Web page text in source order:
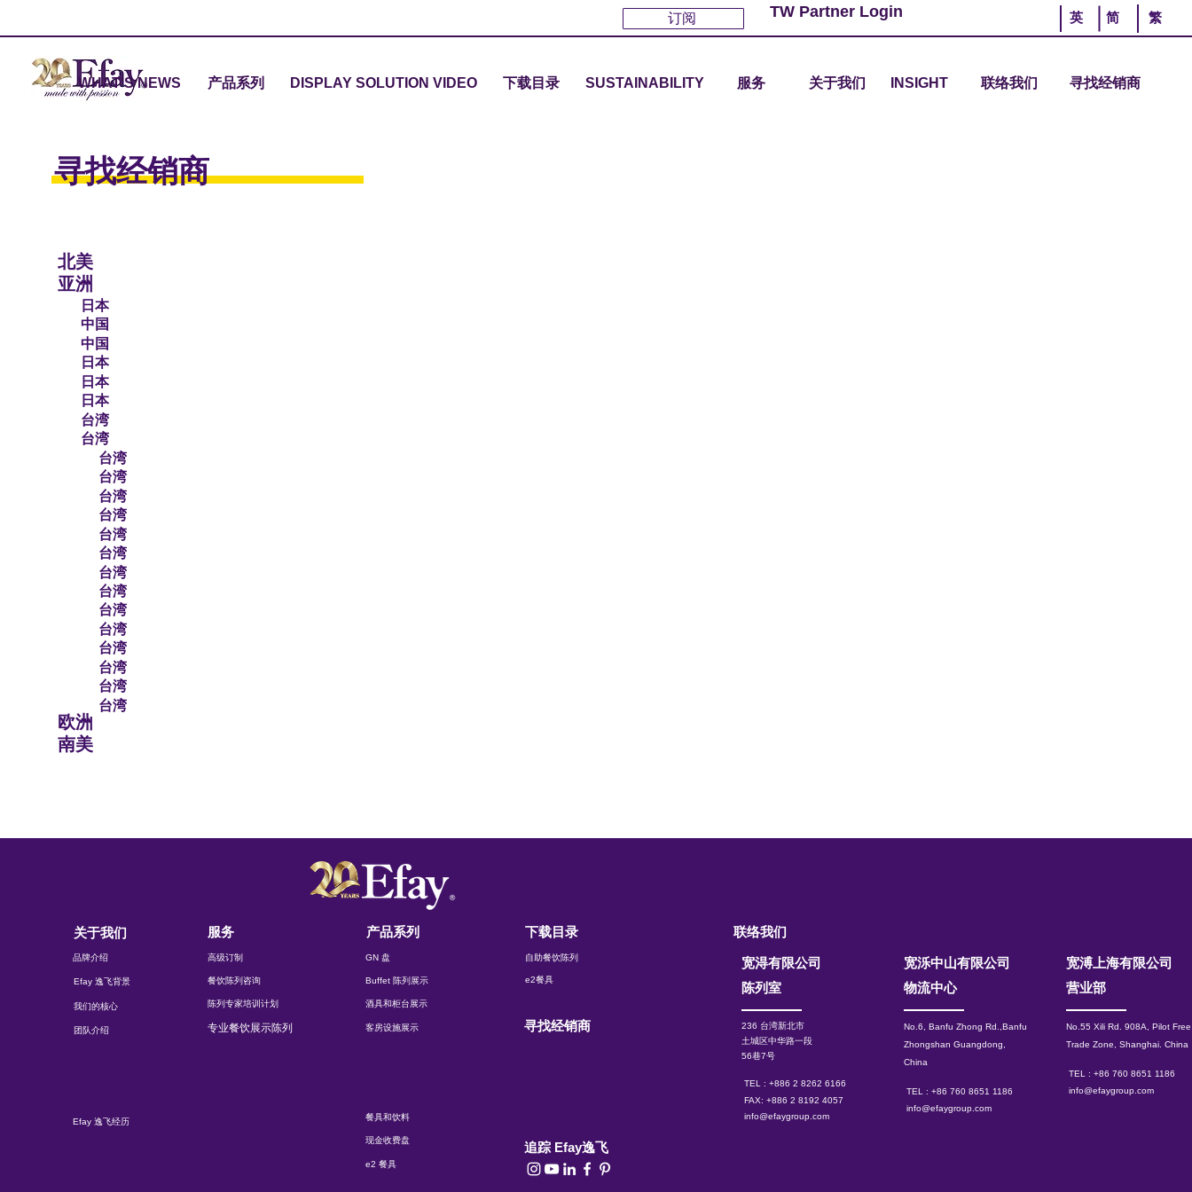
订阅 TW Partner Login 英 简 繁
WHAT'S NEWS 产品系列 DISPLAY SOLUTION VIDEO 下载目录 SUSTAINABILITY 服务 关于我们 INSIGHT 联络我们 寻找经销商
寻找经销商
北美
亚洲
日本
中国
中国
日本
日本
日本
台湾
台湾
台湾
台湾
台湾
台湾
台湾
台湾
台湾
台湾
台湾
台湾
欧洲
台湾
台湾
台湾
台湾
南美
关于我们
品牌介绍
Efay 逸飞背景
我们的核心
团队介绍
服务
高级订制
餐饮陈列咨询
陈列专家培训计划
专业餐饮展示陈列
产品系列
GN 盘
Buffet 陈列展示
下载目录
自助餐饮陈列
e2餐具
酒具和柜台展示
客房设施展示 寻找经销商
Efay 逸飞经历 餐具和饮料
现金收费盘
e2 餐具
追踪 Efay逸飞
联络我们
宽淂有限公司
陈列室
236 台湾新北市
土城区中华路一段
56巷7号
TEL : +886 2 8262 6166
FAX: +886 2 8192 4057
info@efaygroup.com
宽泺中山有限公司
物流中心
No.6, Banfu Zhong Rd.,Banfu
Zhongshan Guangdong,
China
TEL : +86 760 8651 1186
info@efaygroup.com
​宽溥上海有限公司
营业部
No.55 Xili Rd. 908A, Pilot Free
Trade Zone, Shanghai.China
TEL : +86 760 8651 1186
info@efaygroup.com